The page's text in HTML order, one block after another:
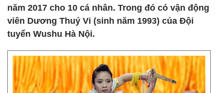
năm 2017 cho 10 cá nhân. Trong đó có vận động
viên Dương Thuý Vi (sinh năm 1993) của Đội
tuyển Wushu Hà Nội.